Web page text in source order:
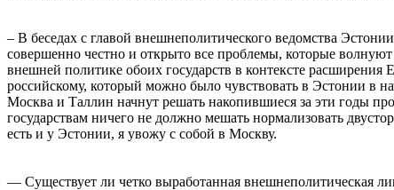
– В беседах с главой внешнеполитического ведомства
совершенно честно и открыто все проблемы, которые
внешней политике обоих государств в контексте
российскому, который можно было чувствовать в Эстонии в
Москва и Таллин начнут решать накопившиеся за эти годы
государствам ничего не должно мешать нормализовать
есть и у Эстонии, я увожу с собой в Москву.
— Существует ли четко выработанная внешнеполитическая